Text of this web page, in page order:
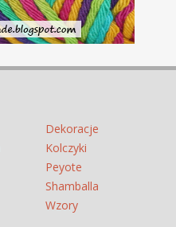
Dekoracje
Kolczyki
Peyote
Shamballa
Wzory